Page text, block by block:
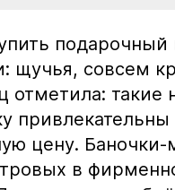
подарочный
щучья, совсем
отметила:
цену.
в